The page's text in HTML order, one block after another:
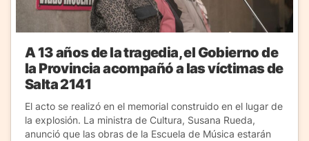
A 13 años de la tragedia, el Gobierno de
la Provincia acompañó a las víctimas de
Salta 2141
El acto se realizó en el memorial construido en el lugar de
la explosión. La ministra de Cultura, Susana Rueda,
anunció que las obras de la Escuela de Música estarán